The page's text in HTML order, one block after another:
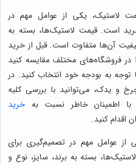
لاستیک، یکی از عوامل مهم در
است. قیمت لاستیک‌ها، بسته به
آن‌ها متفاوت است. قبل از خرید
در فروشگاه‌های مختلف مقایسه کنید
توجه به بودجه خود انتخاب کنید. در
و یدک، می‌توانید با بررسی کلیه
اطمینان خاطر نسبت به خرید
اقدام کنید.
از عوامل مهم در تصمیم‌گیری برای
بسته به برند، سایز، نوع و